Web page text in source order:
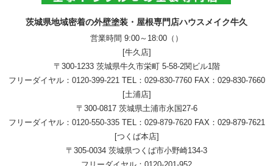
茨城県地域密着の外壁塗装・屋根専門店ハウスメイク牛久
営業時間 9:00～18:00（）
[牛久店]
〒300-1233 茨城県牛久市栄町 5-58-2関ビル1階
フリーダイヤル： 0120-399-221TEL： 029-830-7760FAX：029-830-7660
[土浦店]
〒300-0817 茨城県土浦市永国27-6
フリーダイヤル： 0120-550-335TEL： 029-879-7620FAX：029-879-7621
[つくば本店]
〒305-0034 茨城県つくば市小野崎134-3